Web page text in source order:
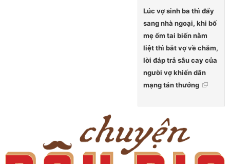
Lúc vợ sinh ba thì đẩy
sang nhà ngoại, khi bố
mẹ ốm tai biến nằm
liệt thì bắt vợ về chăm,
lời đáp trả sâu cay của
người vợ khiến dân
mạng tán thưởng